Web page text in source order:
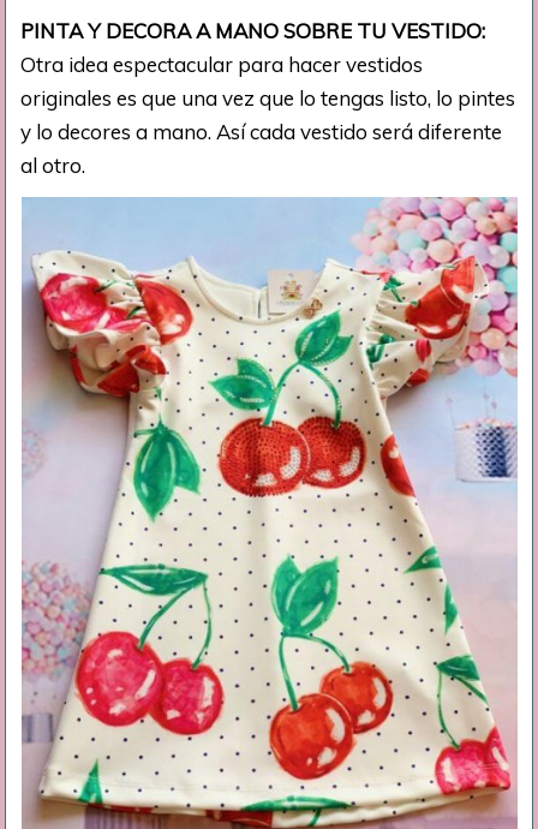
PINTA Y DECORA A MANO SOBRE TU VESTIDO:
Otra idea espectacular para hacer vestidos
originales es que una vez que lo tengas listo, lo pintes
y lo decores a mano. Así cada vestido será diferente
al otro.